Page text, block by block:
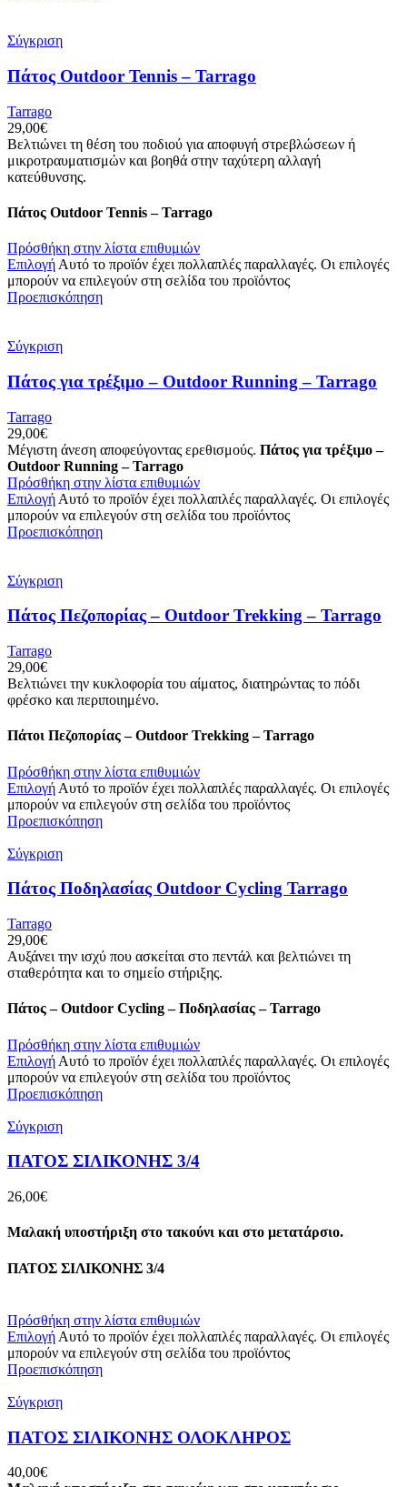
Σύγκριση
Πάτος Outdoor Tennis – Tarrago
Tarrago
29,00€
Βελτιώνει τη θέση του ποδιού για αποφυγή στρεβλώσεων ή
μικροτραυματισμών και βοηθά στην ταχύτερη αλλαγή
κατεύθυνσης.
Πάτος Outdoor Tennis – Tarrago
Πρόσθήκη στην λίστα επιθυμιών
Επιλογή Αυτό το προϊόν έχει πολλαπλές παραλλαγές. Οι επιλογές
μπορούν να επιλεγούν στη σελίδα του προϊόντος
Προεπισκόπηση
Σύγκριση
Πάτος για τρέξιμο – Outdoor Running – Tarrago
Tarrago
29,00€
Μέγιστη άνεση αποφεύγοντας ερεθισμούς. Πάτος για τρέξιμο –
Outdoor Running – Tarrago
Πρόσθήκη στην λίστα επιθυμιών
Επιλογή Αυτό το προϊόν έχει πολλαπλές παραλλαγές. Οι επιλογές
μπορούν να επιλεγούν στη σελίδα του προϊόντος
Προεπισκόπηση
Σύγκριση
Πάτος Πεζοπορίας – Outdoor Trekking – Tarrago
Tarrago
29,00€
Βελτιώνει την κυκλοφορία του αίματος, διατηρώντας το πόδι
φρέσκο και περιποιημένο.
Πάτοι Πεζοπορίας – Outdoor Trekking – Tarrago
Πρόσθήκη στην λίστα επιθυμιών
Επιλογή Αυτό το προϊόν έχει πολλαπλές παραλλαγές. Οι επιλογές
μπορούν να επιλεγούν στη σελίδα του προϊόντος
Προεπισκόπηση
Σύγκριση
Πάτος Ποδηλασίας Outdoor Cycling Tarrago
Tarrago
29,00€
Αυξάνει την ισχύ που ασκείται στο πεντάλ και βελτιώνει τη
σταθερότητα και το σημείο στήριξης.
Πάτος – Outdoor Cycling – Ποδηλασίας – Tarrago
Πρόσθήκη στην λίστα επιθυμιών
Επιλογή Αυτό το προϊόν έχει πολλαπλές παραλλαγές. Οι επιλογές
μπορούν να επιλεγούν στη σελίδα του προϊόντος
Προεπισκόπηση
Σύγκριση
ΠΑΤΟΣ ΣΙΛΙΚΟΝΗΣ 3/4
26,00€
Μαλακή υποστήριξη στο τακούνι και στο μετατάρσιο.
ΠΑΤΟΣ ΣΙΛΙΚΟΝΗΣ 3/4
Πρόσθήκη στην λίστα επιθυμιών
Επιλογή Αυτό το προϊόν έχει πολλαπλές παραλλαγές. Οι επιλογές
μπορούν να επιλεγούν στη σελίδα του προϊόντος
Προεπισκόπηση
Σύγκριση
ΠΑΤΟΣ ΣΙΛΙΚΟΝΗΣ ΟΛΟΚΛΗΡΟΣ
40,00€